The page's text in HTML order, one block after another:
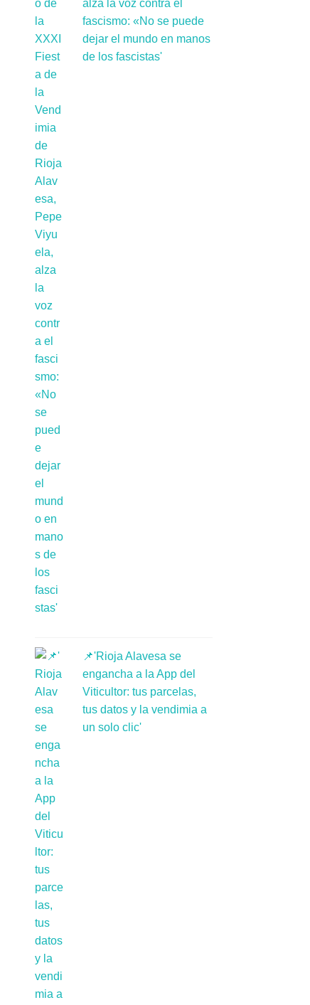
alza la voz contra el
fascismo: «No se puede
dejar el mundo en manos
de los fascistas'
📌'Rioja Alavesa se
engancha a la App del
Viticultor: tus parcelas,
tus datos y la vendimia a
un solo clic'